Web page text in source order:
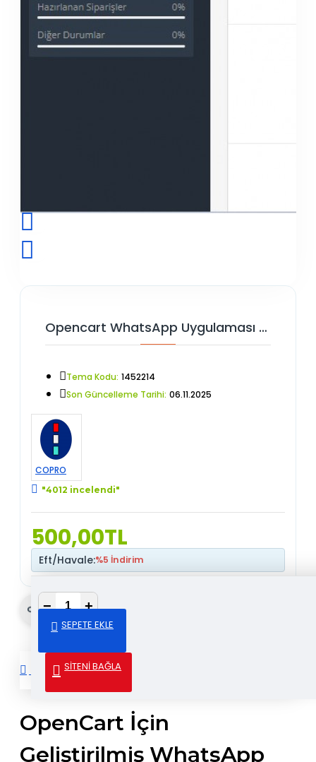
Opencart WhatsApp Uygulaması V3
500,00TL
Eft/Havale:%5 İndirim
Tema Kodu: 1452214
Son Güncelleme Tarihi: 06.11.2025
COPRO
"4012 incelendi"
− +
SEPETE EKLE
SİTENİ BAĞLA
Gönder & Paylaş
DETAYLI AÇIKLAMA
OpenCart İçin
Geliştirilmiş WhatsApp